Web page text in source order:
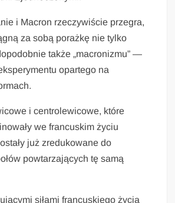
i Macron rzeczywiście przegra,
za sobą porażkę nie tylko
także „macronizmu” —
opartego na
i centrolewicowe, które
we francuskim życiu
już zredukowane do
powtarzających tę samą
siłami francuskiego życia